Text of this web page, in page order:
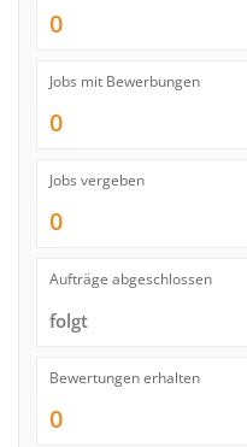
0
Jobs mit Bewerbungen
0
Jobs vergeben
0
Aufträge abgeschlossen
folgt
Bewertungen erhalten
0